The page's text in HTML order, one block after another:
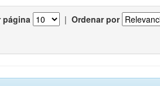
página | Ordenar por